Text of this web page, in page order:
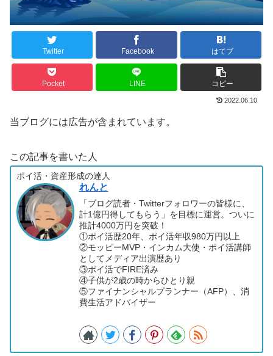
Twitter Facebook はてブ
Pocket LINE コピー
2022.06.10
当ブログには広告が含まれています。
この記事を書いた人
ポイ活・資産形成の達人
れんと
「ブログ読者・Twitterフォロワーの皆様に、
計1億円得してもらう」を目標に運営。ついに
推計4000万円を突破！
①ポイ活歴20年、ポイ活年収980万円以上
②モッピーMVP・インカム大使・ポイ活講師
としてメディア出演歴あり
③ポイ活でFIRE済み
④子供が2歳の時からひとり親
⑤ファイナンシャルプランナー（AFP）、消
費生活アドバイザー